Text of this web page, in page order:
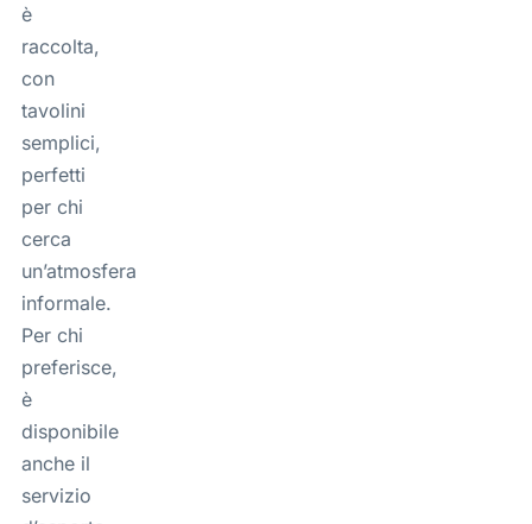
è
raccolta,
con
tavolini
semplici,
perfetti
per chi
cerca
un’atmosfera
informale.
Per chi
preferisce,
è
disponibile
anche il
servizio